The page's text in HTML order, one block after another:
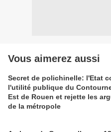
Vous aimerez aussi
Secret de polichinelle: l'Etat
l'utilité publique du
Est de Rouen et rejette les
de la métropole